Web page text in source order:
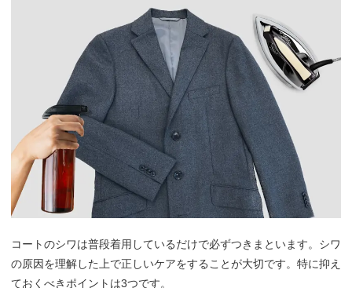
コートのシワは普段着用しているだけで必ずつきまといます。シワ
の原因を理解した上で正しいケアをすることが大切です。特に抑え
ておくべきポイントは3つです。